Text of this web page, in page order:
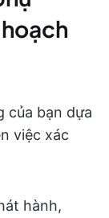
của bạn dựa
việc xác
hành,